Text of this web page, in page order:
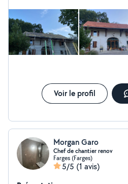
futurs projets M.Cribel L.H.P
Voir le profil
Morgan Garo
Chef de chantier renov
Farges (Farges)
5/5 (1 avis)